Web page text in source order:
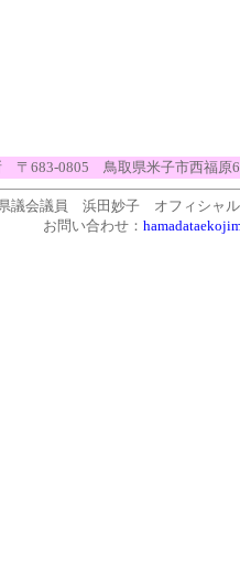
〒683-0805 鳥取県米子市西福原
議会議員 浜田妙子 オフィシャル
お問い合わせ：